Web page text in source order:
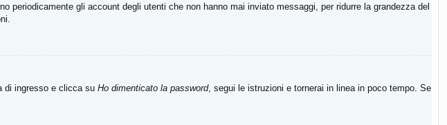
gli account degli utenti che non hanno mai inviato messaggi, per ridurre la grandezza del
di ingresso e clicca su Ho dimenticato la password, segui le istruzioni e tornerai in linea in poco tempo. Se